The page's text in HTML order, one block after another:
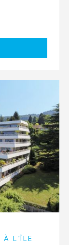
À L’ÎLE